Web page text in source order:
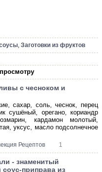
, Заготовки из фруктов
с чесноком и
сахар, соль, чеснок, перец
сушёный, орегано, кориандр
кардамон молотый,
уксус, масло подсолнечное
Рецептов 1
- знаменитый
соус-приправа из